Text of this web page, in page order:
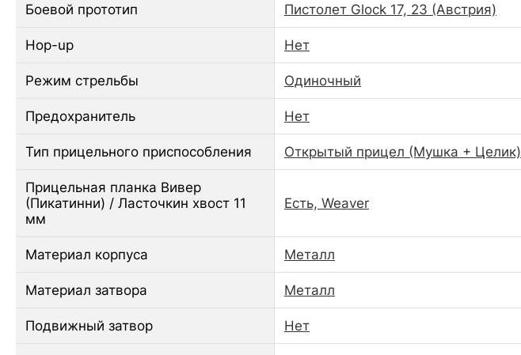
Боевой прототип Пистолет Glock 17, 23 (Австрия)
Hop-up Нет
Режим стрельбы Одиночный
Предохранитель Нет
Тип прицельного приспособления Открытый прицел (Мушка + Целик)
Прицельная планка Вивер
(Пикатинни) / Ласточкин хвост 11
мм
Есть, Weaver
Материал корпуса Металл
Материал затвора Металл
Подвижный затвор Нет